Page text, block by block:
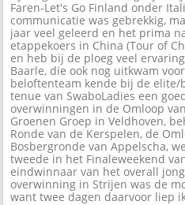
Faren-Let's Go Finland onder
communicatie was gebrekkig,
jaar veel geleerd en het prima
etappekoers in China (Tour of
en heb bij de ploeg veel
Baarle, die ook nog uitkwam
beloftenteam kende bij de
tenue van SwaboLadies een
overwinningen in de Omloop
Groenen Groep in Veldhoven,
Ronde van de Kerspelen, de
Bosbergronde van Appelscha,
tweede in het Finaleweekend
eindwinnaar van het overall
overwinning in Strijen was de
want twee dagen daarvoor liep